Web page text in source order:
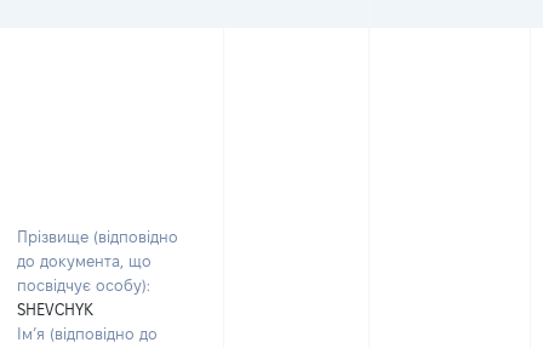
Прізвище (відповідно
до документа, що
посвідчує особу):
SHEVCHYK
Ім’я (відповідно до